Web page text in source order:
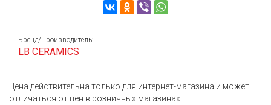
Бренд/Производитель:
LB CERAMICS
Цена действительна только для интернет-магазина и может
отличаться от цен в розничных магазинах